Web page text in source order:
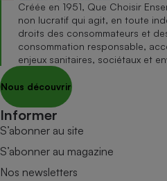
Créée en 1951, Que Choisir
non lucratif qui agit, en toute
droits des consommateurs et
consommation responsable,
enjeux sanitaires, sociétaux et
Nous découvrir
Informer
S’abonner au site
S’abonner au magazine
Nos newsletters